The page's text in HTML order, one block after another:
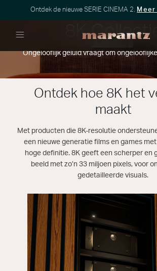
Ontdek de nieuwe SERIE CINEMA 2.
8K Collectie
Ongelooflijk geluid vraagt om
Ontdek hoe 8K het
maakt
Met producten die 8K-resolutie
een nieuwe generatie films en games
hoge definitie. 8K geeft een scherper en
beeld met zo’n 33 miljoen pixels, voor
gedetailleerde visuals.